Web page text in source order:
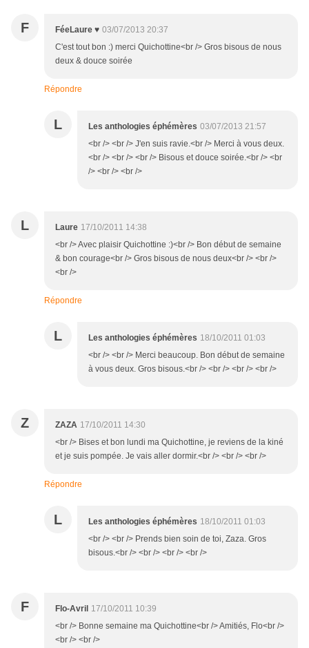
F FéeLaure ♥ 03/07/2013 20:37
C'est tout bon :) merci Quichottine<br /> Gros bisous de nous
deux & douce soirée
Répondre
L Les anthologies éphémères 03/07/2013 21:57
<br /> <br /> J'en suis ravie.<br /> Merci à vous deux.
<br /> <br /> <br /> Bisous et douce soirée.<br /> <br
/> <br /> <br />
L Laure 17/10/2011 14:38
<br /> Avec plaisir Quichottine :)<br /> Bon début de semaine
& bon courage<br /> Gros bisous de nous deux<br /> <br />
<br />
Répondre
L Les anthologies éphémères 18/10/2011 01:03
<br /> <br /> Merci beaucoup. Bon début de semaine
à vous deux. Gros bisous.<br /> <br /> <br /> <br />
Z ZAZA 17/10/2011 14:30
<br /> Bises et bon lundi ma Quichottine, je reviens de la kiné
et je suis pompée. Je vais aller dormir.<br /> <br /> <br />
Répondre
L Les anthologies éphémères 18/10/2011 01:03
<br /> <br /> Prends bien soin de toi, Zaza. Gros
bisous.<br /> <br /> <br /> <br />
F Flo-Avril 17/10/2011 10:39
<br /> Bonne semaine ma Quichottine<br /> Amitiés, Flo<br />
<br /> <br />